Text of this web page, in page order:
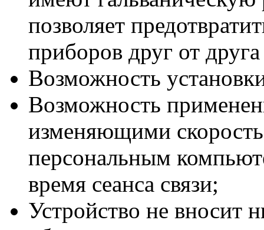
позволяет
приборов друг от
Возможность
Возможность
изменяющими
персональным
время сеанса связи;
Устройство не вносит